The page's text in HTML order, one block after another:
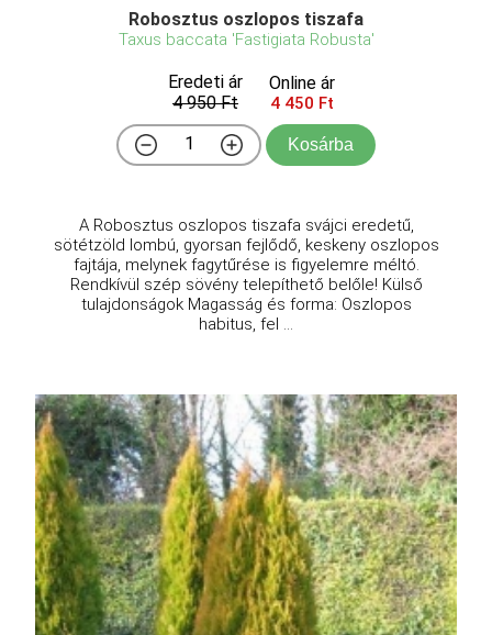
Robosztus oszlopos tiszafa
Taxus baccata 'Fastigiata Robusta'
Eredeti ár
4 950 Ft
Online ár
4 450 Ft
Kosárba
A Robosztus oszlopos tiszafa svájci eredetű,
sötétzöld lombú, gyorsan fejlődő, keskeny oszlopos
fajtája, melynek fagytűrése is figyelemre méltó.
Rendkívül szép sövény telepíthető belőle! Külső
tulajdonságok Magasság és forma: Oszlopos
habitus, fel ...